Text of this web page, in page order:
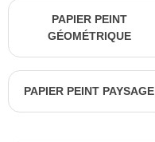
PAPIER PEINT
GÉOMÉTRIQUE
PAPIER PEINT PAYSAGE